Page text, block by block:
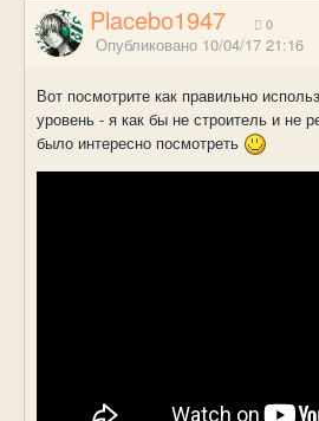
Placebo1947 0
Опубликовано 10/04/17 21:16
Вот посмотрите как правильно
уровень - я как бы не строитель и не
было интересно посмотреть